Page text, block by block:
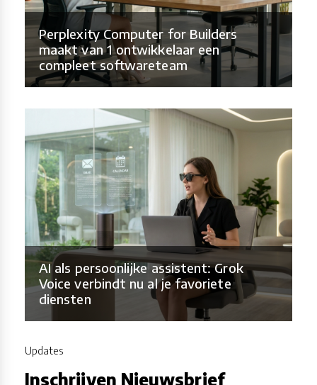
Perplexity Computer for Builders
maakt van 1 ontwikkelaar een
compleet softwareteam
AI als persoonlijke assistent: Grok
Voice verbindt nu al je favoriete
diensten
Updates
Inschrijven Nieuwsbrief